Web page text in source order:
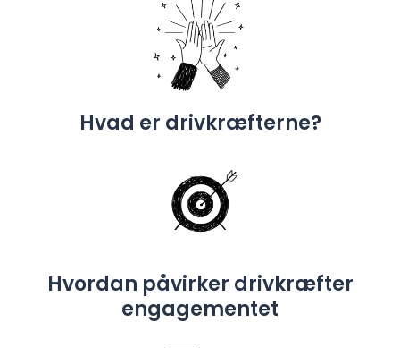
Hvad er drivkræfterne?
Hvordan påvirker drivkræfter
engagementet